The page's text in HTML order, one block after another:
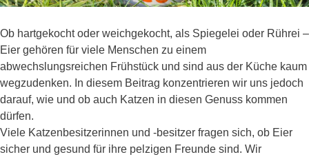
Ob hartgekocht oder weichgekocht, als Spiegelei oder Rührei –
Eier gehören für viele Menschen zu einem
abwechslungsreichen Frühstück und sind aus der Küche kaum
wegzudenken. In diesem Beitrag konzentrieren wir uns jedoch
darauf, wie und ob auch Katzen in diesen Genuss kommen
dürfen.
Viele Katzenbesitzerinnen und -besitzer fragen sich, ob Eier
sicher und gesund für ihre pelzigen Freunde sind. Wir